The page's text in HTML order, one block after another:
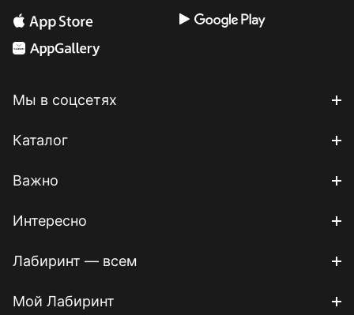
Мы в соцсетях
Каталог
Важно
Интересно
Лабиринт — всем
Мой Лабиринт